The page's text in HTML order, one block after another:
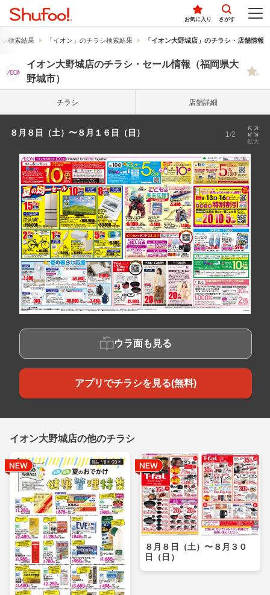
お気に入り さがす
検索結果 「イオン」のチラシ検索結果 「イオン大野城店」のチラシ・店舗情報
イオン大野城店のチラシ・セール情報（福岡県大
野城市）
チラシ 店舗詳細
８月８日（土）〜８月１６日（日） 1/2
拡大
ウラ面も見る
アプリでチラシを見る(無料)
イオン大野城店の他のチラシ
８月８日（土）〜８月３０
日（日）